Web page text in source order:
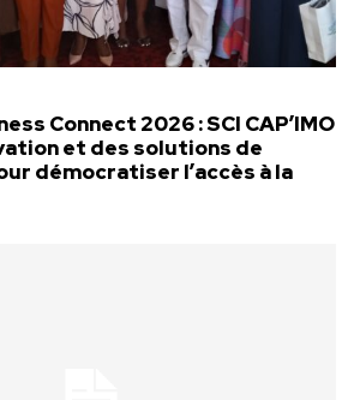
Connect 2026 : SCI CAP’IMO
et des solutions de
démocratiser l’accès à la